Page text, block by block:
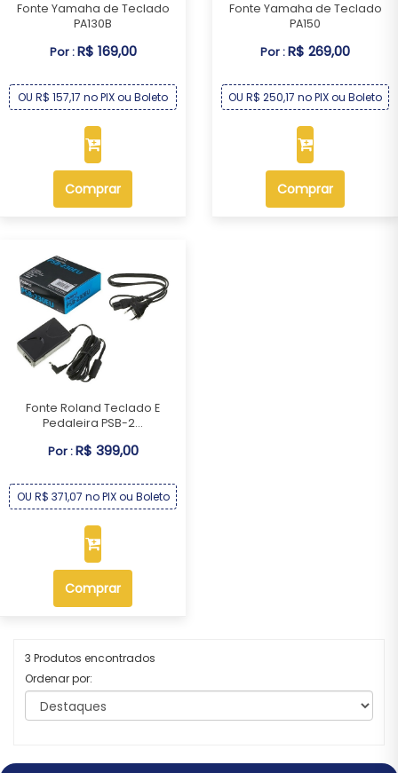
Fonte Yamaha de Teclado
PA130B
Por :R$ 169,00
OU R$ 157,17 no PIX ou Boleto
Comprar
Fonte Yamaha de Teclado
PA150
Por :R$ 269,00
OU R$ 250,17 no PIX ou Boleto
Comprar
Fonte Roland Teclado E
Pedaleira PSB-2...
Por :R$ 399,00
OU R$ 371,07 no PIX ou Boleto
Comprar
3 Produtos encontrados
Ordenar por: